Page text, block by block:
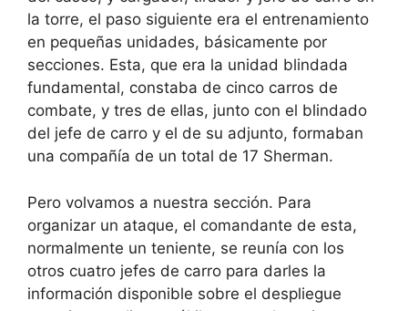
la torre, el paso siguiente era el entrenamiento
en pequeñas unidades, básicamente por
secciones. Esta, que era la unidad blindada
fundamental, constaba de cinco carros de
combate, y tres de ellas, junto con el blindado
del jefe de carro y el de su adjunto, formaban
una compañía de un total de 17 Sherman.
Pero volvamos a nuestra sección. Para
organizar un ataque, el comandante de esta,
normalmente un teniente, se reunía con los
otros cuatro jefes de carro para darles la
información disponible sobre el despliegue